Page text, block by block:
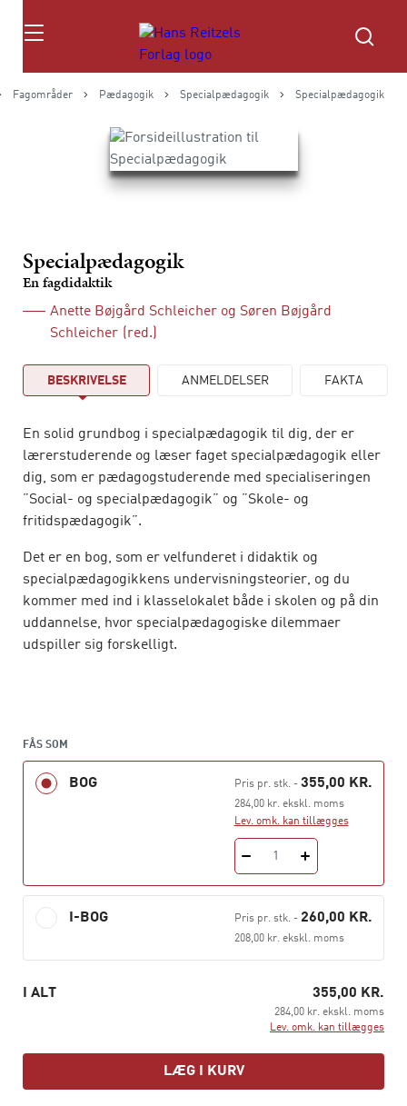
Søg
Fagområder Pædagogik Specialpædagogik Specialpædagogik
Specialpædagogik
En fagdidaktik
Anette Bøjgård Schleicher og Søren Bøjgård
Schleicher
(red.)
BESKRIVELSE ANMELDELSER FAKTA
En solid grundbog i specialpædagogik til dig, der er
lærerstuderende og læser faget specialpædagogik eller
dig, som er pædagogstuderende med specialiseringen
”Social- og specialpædagogik” og ”Skole- og
fritidspædagogik”.
Det er en bog, som er velfunderet i didaktik og
specialpædagogikkens undervisningsteorier, og du
kommer med ind i klasselokalet både i skolen og på din
uddannelse, hvor specialpædagogiske dilemmaer
udspiller sig forskelligt.
aktuelle for studerende, som har en ambition om at byde
ind i lærerjobbet med specialpædagogisk ekspertise.
FÅS SOM
BOG Pris pr. stk.- 355,00 KR.
284,00 kr. ekskl. moms
Lev. omk. kan tillægges
1
I-BOG Pris pr. stk.- 260,00 KR.
208,00 kr. ekskl. moms
I ALT 355,00 KR.
284,00 kr. ekskl. moms
Lev. omk. kan tillægges
LÆG I KURV